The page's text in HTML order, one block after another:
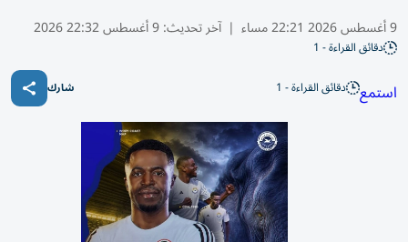
9 أغسطس 2026 22:21 مساء | آخر تحديث:9 أغسطس 22:32 2026
دقائق القراءة - 1
استمع دقائق القراءة - 1 شارك